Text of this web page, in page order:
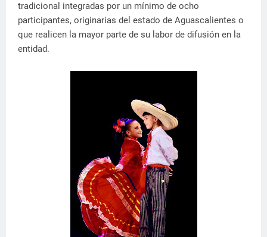
tradicional integradas por un mínimo de ocho
participantes, originarias del estado de Aguascalientes o
que realicen la mayor parte de su labor de difusión en la
entidad.